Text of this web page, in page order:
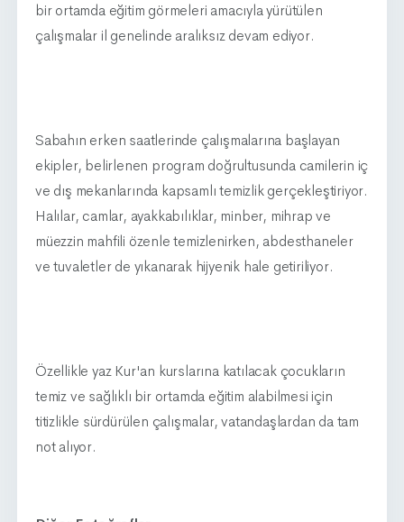
bir ortamda eğitim görmeleri amacıyla yürütülen
çalışmalar il genelinde aralıksız devam ediyor.
Sabahın erken saatlerinde çalışmalarına başlayan
ekipler, belirlenen program doğrultusunda camilerin iç
ve dış mekanlarında kapsamlı temizlik gerçekleştiriyor.
Halılar, camlar, ayakkabılıklar, minber, mihrap ve
müezzin mahfili özenle temizlenirken, abdesthaneler
ve tuvaletler de yıkanarak hijyenik hale getiriliyor.
Özellikle yaz Kur'an kurslarına katılacak çocukların
temiz ve sağlıklı bir ortamda eğitim alabilmesi için
titizlikle sürdürülen çalışmalar, vatandaşlardan da tam
not alıyor.